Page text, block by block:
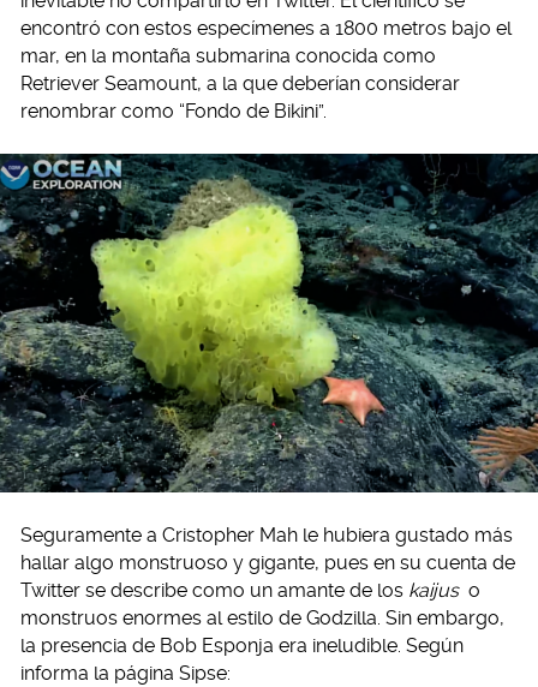
encontró con estos especímenes a 1800 metros bajo el
mar, en la montaña submarina conocida como
Retriever Seamount, a la que deberían considerar
renombrar como “Fondo de Bikini”.
Seguramente a Cristopher Mah le hubiera gustado más
hallar algo monstruoso y gigante, pues en su cuenta de
Twitter se describe como un amante de los kaijus o
monstruos enormes al estilo de Godzilla. Sin embargo,
la presencia de Bob Esponja era ineludible. Según
informa la página Sipse: